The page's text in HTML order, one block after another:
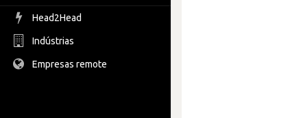
Head2Head
Indústrias
Empresas remote